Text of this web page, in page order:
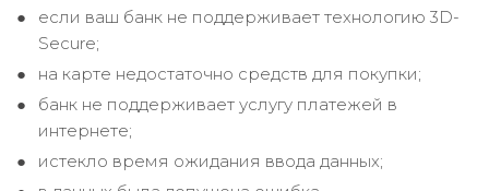
если ваш банк не поддерживает технологию 3D-
Secure;
на карте недостаточно средств для покупки;
банк не поддерживает услугу платежей в
интернете;
истекло время ожидания ввода данных;